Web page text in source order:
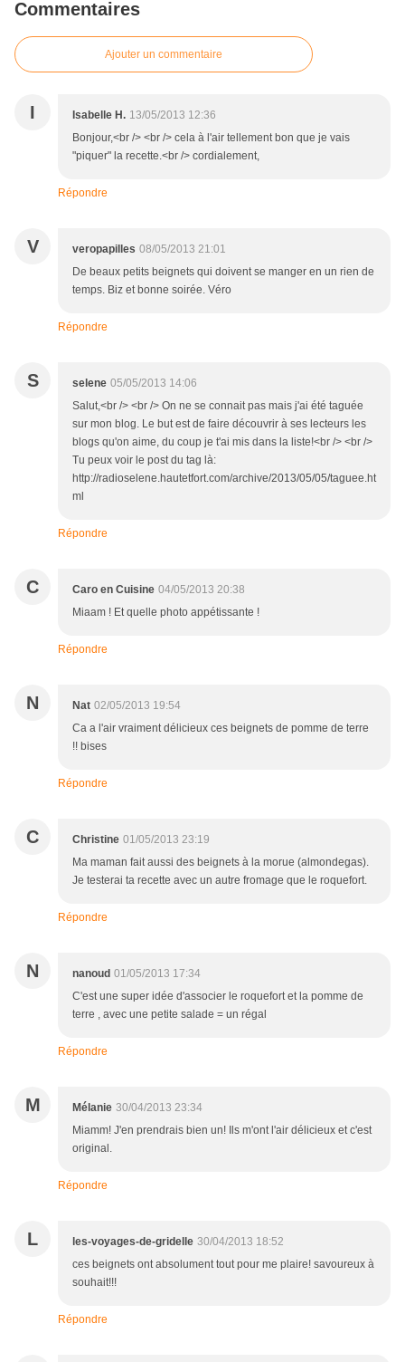
Commentaires
Ajouter un commentaire
I Isabelle H. 13/05/2013 12:36
Bonjour,<br /> <br /> cela à l'air tellement bon que je vais
"piquer" la recette.<br /> cordialement,
Répondre
V veropapilles 08/05/2013 21:01
De beaux petits beignets qui doivent se manger en un rien de
temps. Biz et bonne soirée. Véro
Répondre
S selene 05/05/2013 14:06
Salut,<br /> <br /> On ne se connait pas mais j'ai été taguée
sur mon blog. Le but est de faire découvrir à ses lecteurs les
blogs qu'on aime, du coup je t'ai mis dans la liste!<br /> <br />
Tu peux voir le post du tag là:
http://radioselene.hautetfort.com/archive/2013/05/05/taguee.ht
ml
Répondre
C Caro en Cuisine 04/05/2013 20:38
Miaam ! Et quelle photo appétissante !
Répondre
N Nat 02/05/2013 19:54
Ca a l'air vraiment délicieux ces beignets de pomme de terre
!! bises
Répondre
C Christine 01/05/2013 23:19
Ma maman fait aussi des beignets à la morue (almondegas).
Je testerai ta recette avec un autre fromage que le roquefort.
Répondre
N nanoud 01/05/2013 17:34
C'est une super idée d'associer le roquefort et la pomme de
terre , avec une petite salade = un régal
Répondre
M Mélanie 30/04/2013 23:34
Miamm! J'en prendrais bien un! Ils m'ont l'air délicieux et c'est
original.
Répondre
L les-voyages-de-gridelle 30/04/2013 18:52
ces beignets ont absolument tout pour me plaire! savoureux à
souhait!!!
Répondre